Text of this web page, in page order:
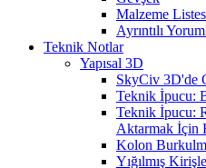
Malzeme
Ayrıntılı
Teknik Notlar
Yapısal 3D
SkyCiv 3D'de
Teknik İpucu:
Teknik İpucu:
Aktarmak İçin
Kolon
Yığılmış